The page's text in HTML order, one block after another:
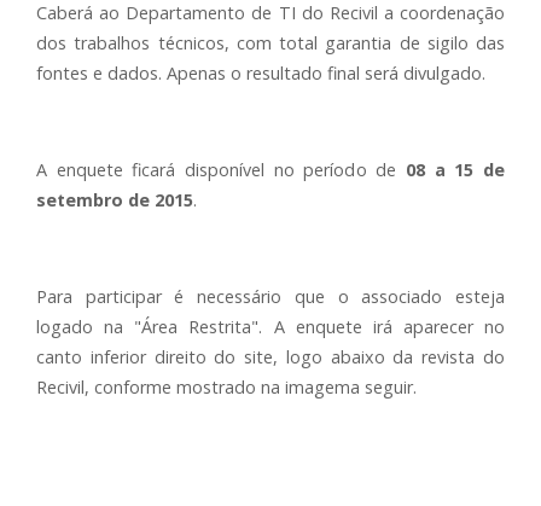
Caberá ao Departamento de TI do Recivil a coordenação
dos trabalhos técnicos, com total garantia de sigilo das
fontes e dados. Apenas o resultado final será divulgado.
A enquete ficará disponível no período de 08 a 15 de
setembro de 2015.
Para participar é necessário que o associado esteja
logado na "Área Restrita". A enquete irá aparecer no
canto inferior direito do site, logo abaixo da revista do
Recivil, conforme mostrado na imagema seguir.